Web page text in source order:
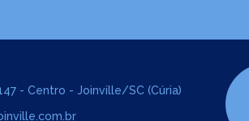
- Centro - Joinville/SC (Cúria)